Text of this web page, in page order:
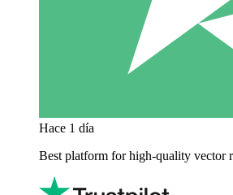
Hace 1 día
Best platform for high-quality vector